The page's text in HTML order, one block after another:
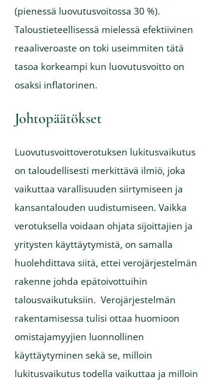
(pienessä luovutusvoitossa 30 %).
Taloustieteellisessä mielessä efektiivinen
reaaliveroaste on toki useimmiten tätä
tasoa korkeampi kun luovutusvoitto on
osaksi inflatorinen.
Johtopäätökset
Luovutusvoittoverotuksen lukitusvaikutus
on taloudellisesti merkittävä ilmiö, joka
vaikuttaa varallisuuden siirtymiseen ja
kansantalouden uudistumiseen. Vaikka
verotuksella voidaan ohjata sijoittajien ja
yritysten käyttäytymistä, on samalla
huolehdittava siitä, ettei verojärjestelmän
rakenne johda epätoivottuihin
talousvaikutuksiin. Verojärjestelmän
rakentamisessa tulisi ottaa huomioon
omistajamyyjien luonnollinen
käyttäytyminen sekä se, milloin
lukitusvaikutus todella vaikuttaa ja milloin